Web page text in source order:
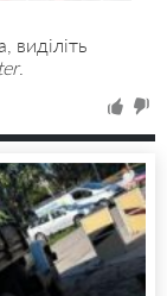
виділіть
.